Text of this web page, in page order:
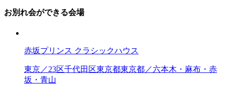
お別れ会ができる会場
赤坂プリンス クラシックハウス
東京／23区千代田区東京都東京都／六本木・麻布・赤
坂・青山